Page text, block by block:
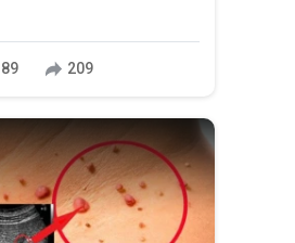
89 209